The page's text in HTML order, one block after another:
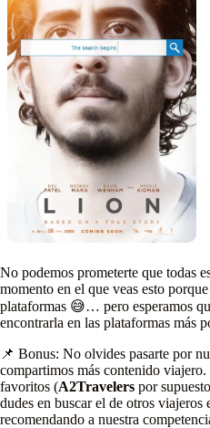
No podemos prometerte que todas
momento en el que veas esto
plataformas 😅… pero esperamos
encontrarla en las plataformas más
📌 Bonus: No olvides pasarte por
compartimos más contenido
favoritos (A2Travelers por
dudes en buscar el de otros viajeros
recomendando a nuestra